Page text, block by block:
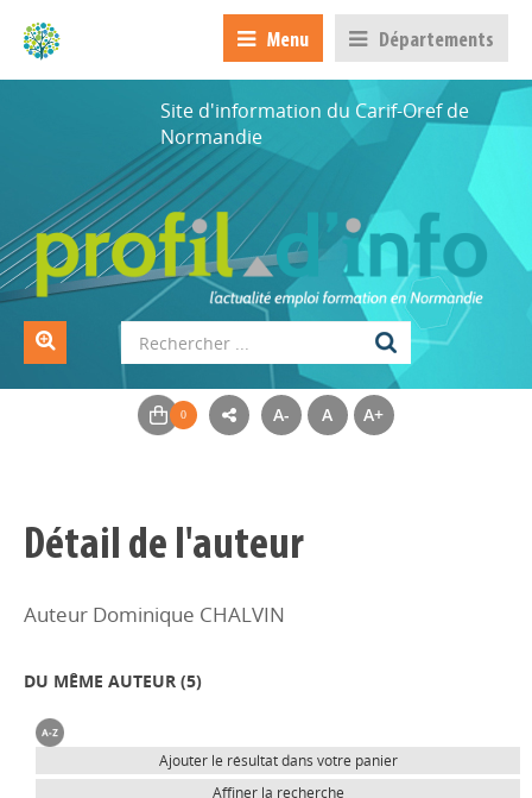
Menu Départements
Site d'information du Carif-Oref de
Normandie
A- A A+
Détail de l'auteur
Auteur Dominique CHALVIN
DU MÊME AUTEUR (5)
Ajouter le résultat dans votre panier
Affiner la recherche